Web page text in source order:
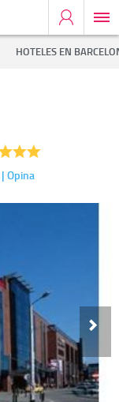
HOTELES EN
| Opina